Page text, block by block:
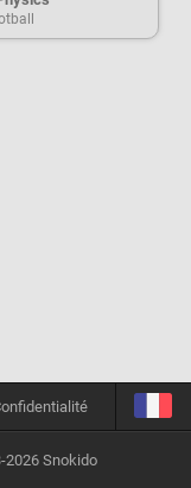
2026 Snokido